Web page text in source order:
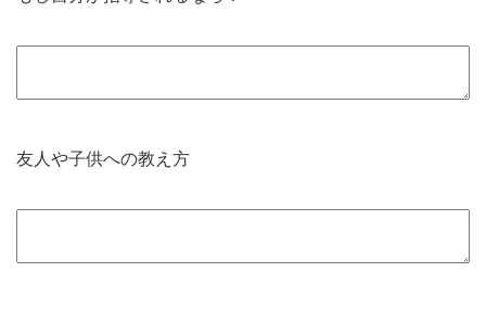
友人や子供への教え方